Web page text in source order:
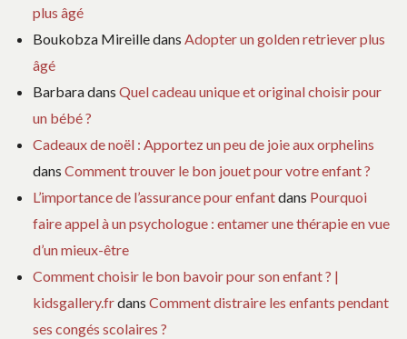
plus âgé
Boukobza Mireilledans Adopter un golden retriever plus
âgé
Barbaradans Quel cadeau unique et original choisir pour
un bébé ?
Cadeaux de noël : Apportez un peu de joie aux orphelins
dans Comment trouver le bon jouet pour votre enfant ?
L’importance de l’assurance pour enfantdans Pourquoi
faire appel à un psychologue : entamer une thérapie en vue
d’un mieux-être
Comment choisir le bon bavoir pour son enfant ? |
kidsgallery.frdans Comment distraire les enfants pendant
ses congés scolaires ?